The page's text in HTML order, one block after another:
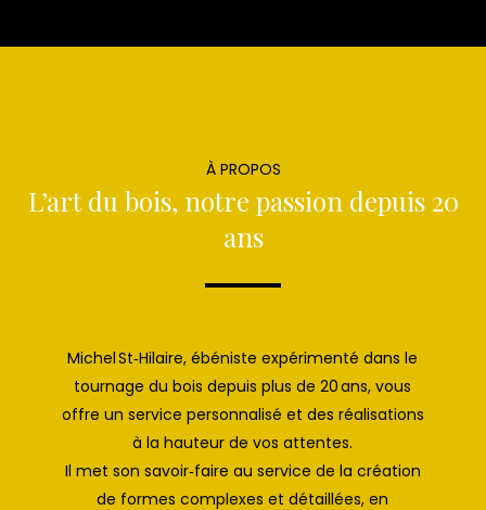
À PROPOS
L’art du bois, notre passion depuis 20
ans
Michel St‑Hilaire, ébéniste expérimenté dans le
tournage du bois depuis plus de 20 ans, vous
offre un service personnalisé et des réalisations
à la hauteur de vos attentes.
Il met son savoir‑faire au service de la création
de formes complexes et détaillées, en